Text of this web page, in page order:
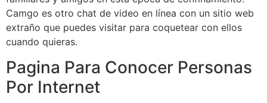
Camgo es otro chat de video en línea con un sitio web
extraño que puedes visitar para coquetear con ellos
cuando quieras.
Pagina Para Conocer Personas
Por Internet